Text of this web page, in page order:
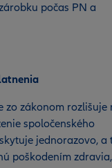
počas PN a
zo zákonom rozlišuje
spoločenského
jednorazovo, a
poškodením zdravia,